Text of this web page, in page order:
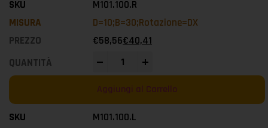
M101.100.R
D=10;B=30;Rotazione=DX
€58,56€40,41
Aggiungi al Carrello
M101.100.L